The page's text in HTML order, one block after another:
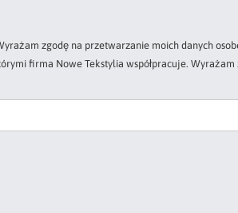
zgodę na przetwarzanie moich danych
firma Nowe Tekstylia współpracuje.